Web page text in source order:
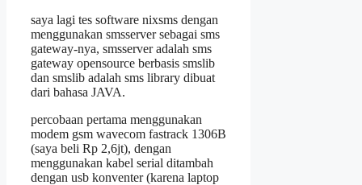
saya lagi tes software nixsms dengan
menggunakan smsserver sebagai sms
gateway-nya, smsserver adalah sms
gateway opensource berbasis smslib
dan smslib adalah sms library dibuat
dari bahasa JAVA.
percobaan pertama menggunakan
modem gsm wavecom fastrack 1306B
(saya beli Rp 2,6jt), dengan
menggunakan kabel serial ditambah
dengan usb konventer (karena laptop